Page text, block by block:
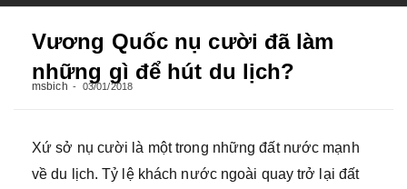
Vương Quốc nụ cười đã làm
những gì để hút du lịch?
msbich 03/01/2018
Xứ sở nụ cười là một trong những đất nước mạnh
về du lịch. Tỷ lệ khách nước ngoài quay trở lại đất